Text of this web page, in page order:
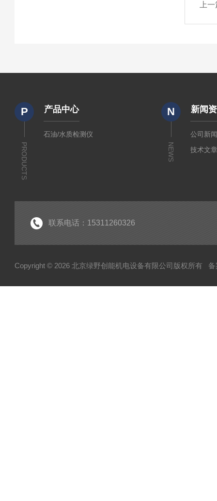
上
P
PRODUCTS
产品中心
石油/水质检测仪
N
NEWS
新闻
公司新
技术文
联系电话：15311260326
Copyright © 2026 北京绿野创能机电设备有限公司版权所有 备